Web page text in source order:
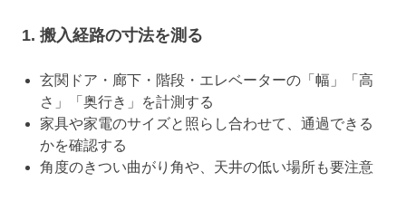
1. 搬入経路の寸法を測る
玄関ドア・廊下・階段・エレベーターの「幅」「高
さ」「奥行き」を計測する
家具や家電のサイズと照らし合わせて、通過できる
かを確認する
角度のきつい曲がり角や、天井の低い場所も要注意